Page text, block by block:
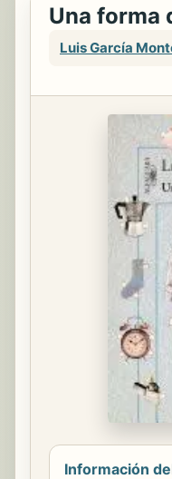
Una forma
Luis García
Información